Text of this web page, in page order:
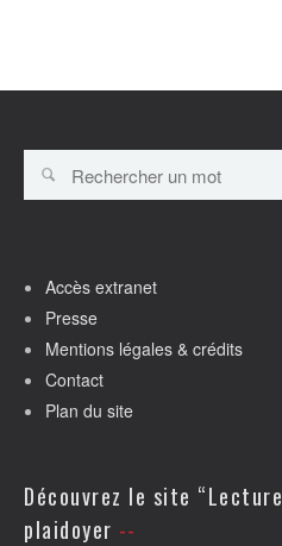
Accès extranet
Presse
Mentions légales & crédits
Contact
Plan du site
Découvrez le site
plaidoyer